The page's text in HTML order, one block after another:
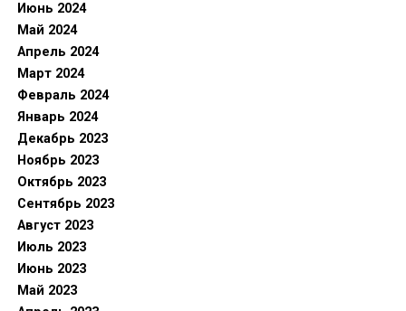
Июнь 2024
Май 2024
Апрель 2024
Март 2024
Февраль 2024
Январь 2024
Декабрь 2023
Ноябрь 2023
Октябрь 2023
Сентябрь 2023
Август 2023
Июль 2023
Июнь 2023
Май 2023